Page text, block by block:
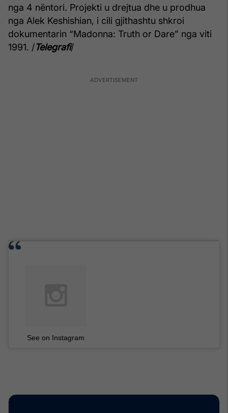
nga 4 nëntori. Projekti u drejtua dhe u prodhua
nga Alek Keshishian, i cili gjithashtu shkroi
dokumentarin “Madonna: Truth or Dare” nga viti
1991. /Telegrafi/
See on Instagram